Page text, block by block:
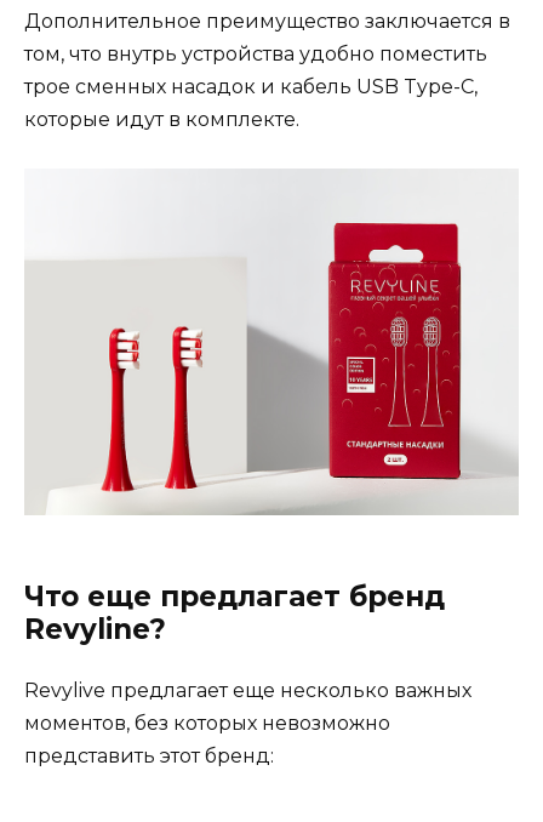
Дополнительное преимущество заключается в
том, что внутрь устройства удобно поместить
трое сменных насадок и кабель USB Type-C,
которые идут в комплекте.
Что еще предлагает бренд
Revyline?
Revylive предлагает еще несколько важных
моментов, без которых невозможно
представить этот бренд: